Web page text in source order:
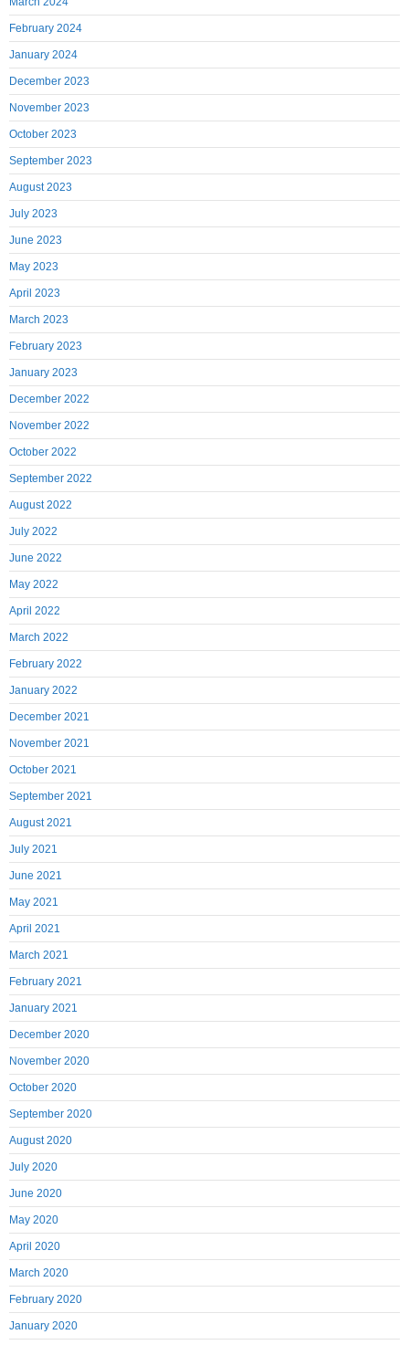
February 2024
January 2024
December 2023
November 2023
October 2023
September 2023
August 2023
July 2023
June 2023
May 2023
April 2023
March 2023
February 2023
January 2023
December 2022
November 2022
October 2022
September 2022
August 2022
July 2022
June 2022
May 2022
April 2022
March 2022
February 2022
January 2022
December 2021
November 2021
October 2021
September 2021
August 2021
July 2021
June 2021
May 2021
April 2021
March 2021
February 2021
January 2021
December 2020
November 2020
October 2020
September 2020
August 2020
July 2020
June 2020
May 2020
April 2020
March 2020
February 2020
January 2020